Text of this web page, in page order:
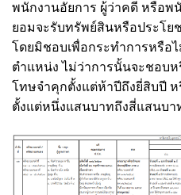
พนักงานอัยการ ผู้ว่าคดี หรือพ
ยอมจะรับทรัพย์สินหรือประโย
โดยมิชอบเพื่อกระทำการหรือ
ตำแหน่ง ไม่ว่าการนั้นจะชอบ
โทษจำคุกตั้งแต่ห้าปีถึงยี่สิบปี
ตั้งแต่หนึ่งแสนบาทถึงสี่แสนบา